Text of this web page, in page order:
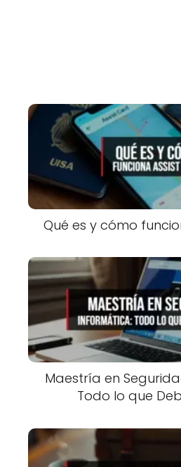
Qué es y cómo
Maestría en
Todo lo que